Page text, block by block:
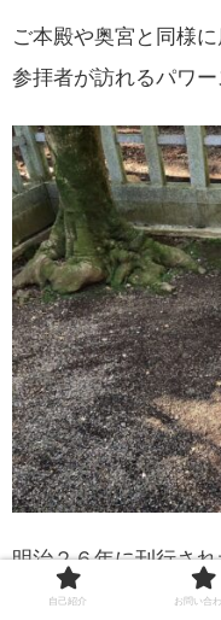
ご本殿や奥宮と同様
参拝者が訪れるパワ
明治２６年に刊行さ
皆さんもよくご存じの
自己紹介 お問い合